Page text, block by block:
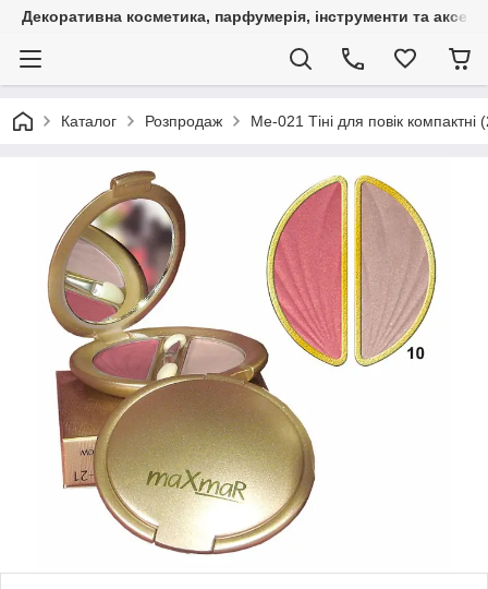
Декоративна косметика, парфумерія, інструменти та
Каталог Розпродаж Me-021 Тіні для повік